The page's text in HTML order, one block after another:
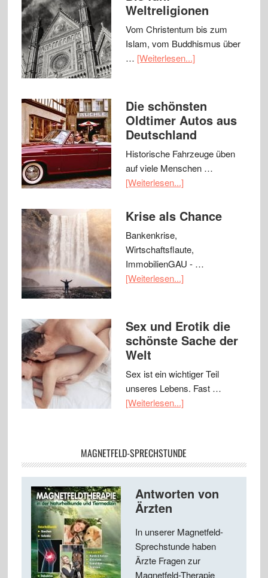
Weltreligionen
Vom Christentum bis zum
Islam, vom Buddhismus über
… [Weiterlesen...]
Die schönsten
Oldtimer Autos aus
Deutschland
Historische Fahrzeuge üben
auf viele Menschen …
[Weiterlesen...]
Krise als Chance
Bankenkrise,
Wirtschaftsflaute,
ImmobilienGAU - …
[Weiterlesen...]
Sex und Erotik die
schönste Sache der
Welt
Sex ist ein wichtiger Teil
unseres Lebens. Fast …
[Weiterlesen...]
MAGNETFELD-SPRECHSTUNDE
Antworten von
Ärzten
In unserer Magnetfeld-
Sprechstunde haben
Ärzte Fragen zur
Magnetfeld-Therapie